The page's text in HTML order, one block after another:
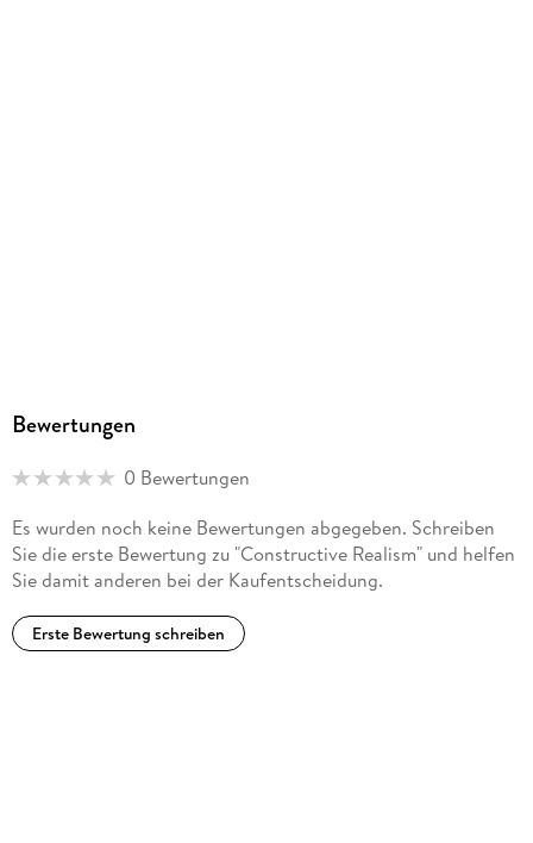
Bewertungen
0 Bewertungen
Es wurden noch keine Bewertungen abgegeben. Schreiben
Sie die erste Bewertung zu "Constructive Realism" und helfen
Sie damit anderen bei der Kaufentscheidung.
Erste Bewertung schreiben